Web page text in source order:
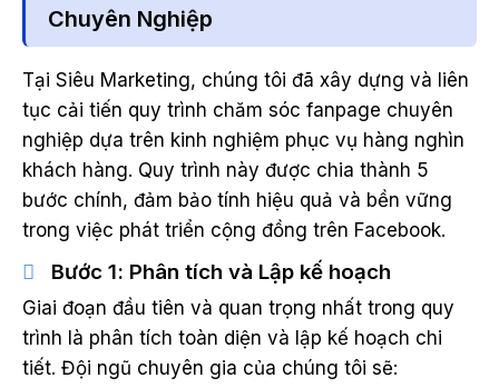
Chuyên Nghiệp
Tại Siêu Marketing, chúng tôi đã xây dựng và liên
tục cải tiến quy trình chăm sóc fanpage chuyên
nghiệp dựa trên kinh nghiệm phục vụ hàng nghìn
khách hàng. Quy trình này được chia thành 5
bước chính, đảm bảo tính hiệu quả và bền vững
trong việc phát triển cộng đồng trên Facebook.
Bước 1: Phân tích và Lập kế hoạch
Giai đoạn đầu tiên và quan trọng nhất trong quy
trình là phân tích toàn diện và lập kế hoạch chi
tiết. Đội ngũ chuyên gia của chúng tôi sẽ: